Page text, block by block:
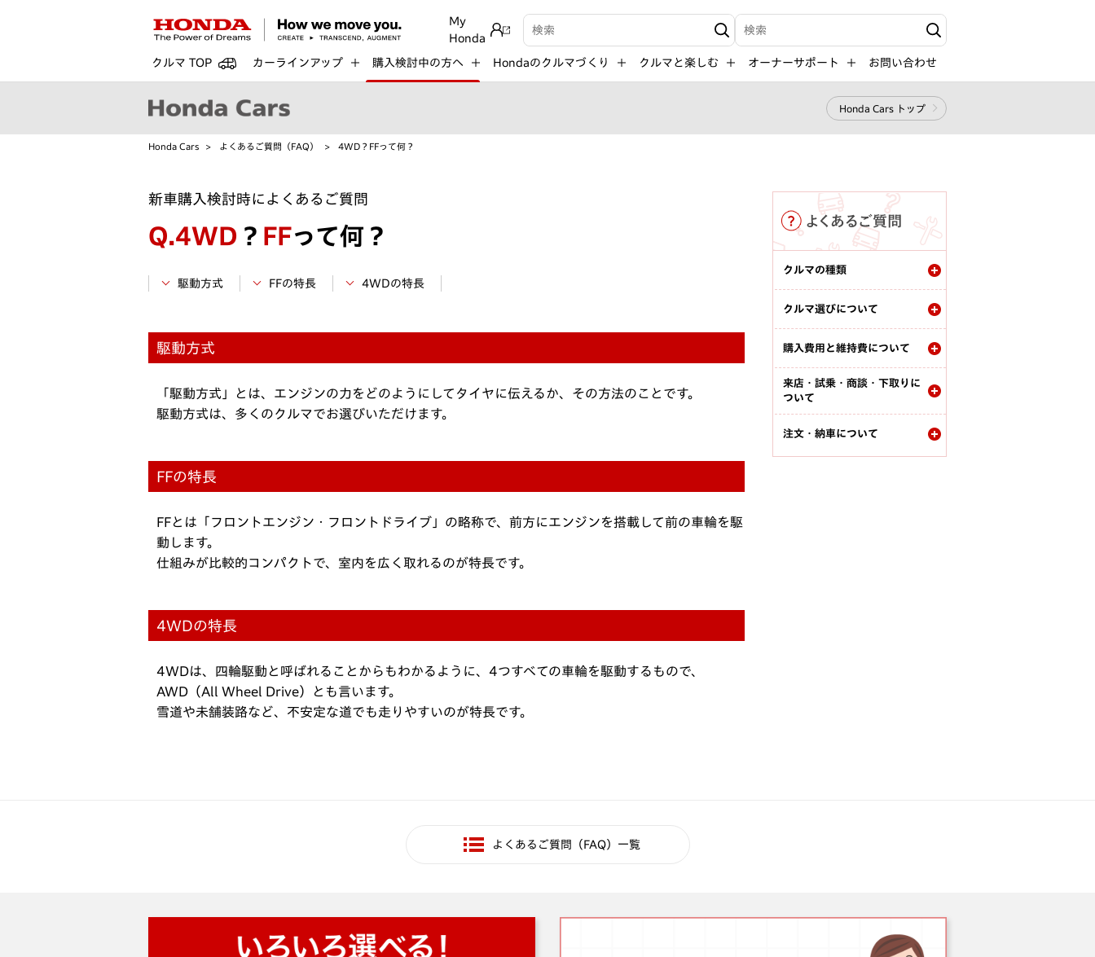
My
Honda
検索キーワード入力 検索キーワード入力
クルマ TOP カーラインアップ 購入検討中の方へ Hondaのクルマづくり クルマと楽しむ オーナーサポート お問い合わせ
Honda Cars トップ
Honda Cars よくあるご質問（FAQ） 4WD？FFって何？
新車購入検討時によくあるご質問
Q.4WD ？ FFって何？
駆動方式 FFの特長 4WDの特長
駆動方式
「駆動方式」とは、エンジンの力をどのようにしてタイヤに伝えるか、その方法のことです。
駆動方式は、多くのクルマでお選びいただけます。
FFの特長
FFとは「フロントエンジン・フロントドライブ」の略称で、前方にエンジンを搭載して前の車輪を駆
動します。
仕組みが比較的コンパクトで、室内を広く取れるのが特長です。
4WDの特長
4WDは、四輪駆動と呼ばれることからもわかるように、4つすべての車輪を駆動するもので、
AWD（All Wheel Drive）とも言います。
雪道や未舗装路など、不安定な道でも走りやすいのが特長です。
クルマの種類
クルマ選びについて
購入費用と維持費について
来店・試乗・商談・下取りに
ついて
注文・納車について
よくあるご質問（FAQ）一覧